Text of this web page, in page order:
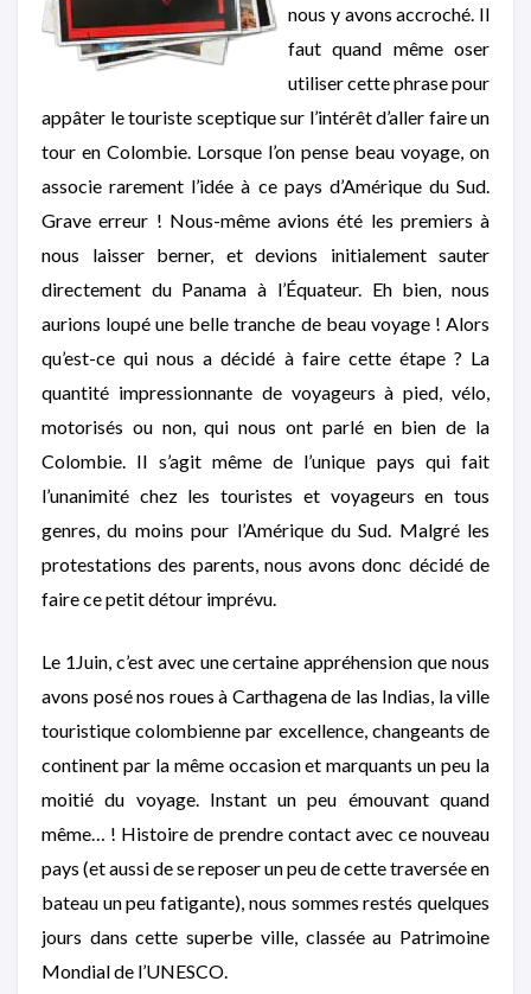
nous y avons accroché. Il
faut quand même oser
utiliser cette phrase pour
appâter le touriste sceptique sur l’intérêt d’aller faire un
tour en Colombie. Lorsque l’on pense beau voyage, on
associe rarement l’idée à ce pays d’Amérique du Sud.
Grave erreur ! Nous-même avions été les premiers à
nous laisser berner, et devions initialement sauter
directement du Panama à l’Équateur. Eh bien, nous
aurions loupé une belle tranche de beau voyage ! Alors
qu’est-ce qui nous a décidé à faire cette étape ? La
quantité impressionnante de voyageurs à pied, vélo,
motorisés ou non, qui nous ont parlé en bien de la
Colombie. Il s’agit même de l’unique pays qui fait
l’unanimité chez les touristes et voyageurs en tous
genres, du moins pour l’Amérique du Sud. Malgré les
protestations des parents, nous avons donc décidé de
faire ce petit détour imprévu.
Le 1Juin, c’est avec une certaine appréhension que nous
avons posé nos roues à Carthagena de las Indias, la ville
touristique colombienne par excellence, changeants de
continent par la même occasion et marquants un peu la
moitié du voyage. Instant un peu émouvant quand
même… ! Histoire de prendre contact avec ce nouveau
pays (et aussi de se reposer un peu de cette traversée en
bateau un peu fatigante), nous sommes restés quelques
jours dans cette superbe ville, classée au Patrimoine
Mondial de l’UNESCO.